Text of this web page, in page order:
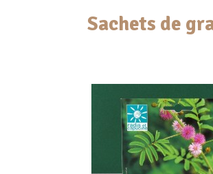
Sachets de